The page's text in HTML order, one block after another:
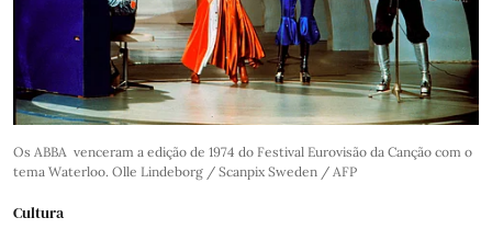
Os ABBA venceram a edição de 1974 do Festival Eurovisão da Canção com o
tema Waterloo. Olle Lindeborg / Scanpix Sweden / AFP
Cultura